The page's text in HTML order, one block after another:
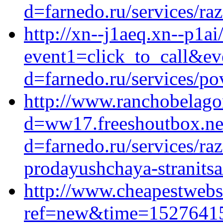
d=farnedo.ru/services/
http://xn--j1aeq.xn--
d=farnedo.ru/services/
http://
d=farnedo.ru/services/
prodayushchaya-
http://